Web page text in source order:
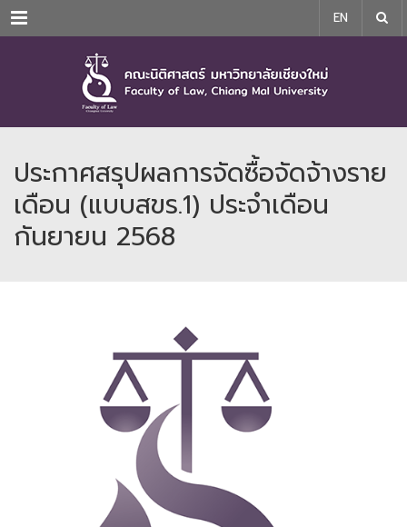
Menu EN
ประกาศสรุปผลการจัดซื้อจัดจ้างราย
เดือน (แบบสขร.1) ประจำเดือน
กันยายน 2568